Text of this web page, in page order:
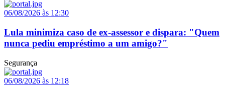
06/08/2026 às 12:30
Lula minimiza caso de ex-assessor e dispara: "Quem
nunca pediu empréstimo a um amigo?"
Segurança
06/08/2026 às 12:18